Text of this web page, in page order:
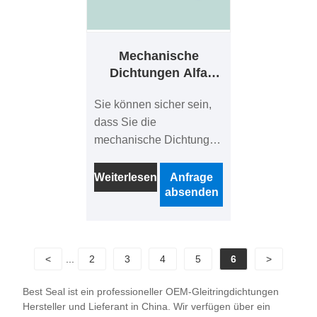
Mechanische
Dichtungen Alfa
Sie können sicher sein,
dass Sie die
mechanische Dichtung
unserem Werk kaufen.
Suchen Sie einen
zuverlässigen Hersteller
mechanische Dichtungen
in China? Suchen Sie
Seals Co., Ltd. ist ein
Weiterlesen
Anfrage
absenden
< ... 2 3 4 5 6 >
Best Seal ist ein professioneller OEM-Gleitringdichtungen
Hersteller und Lieferant in China. Wir verfügen über ein